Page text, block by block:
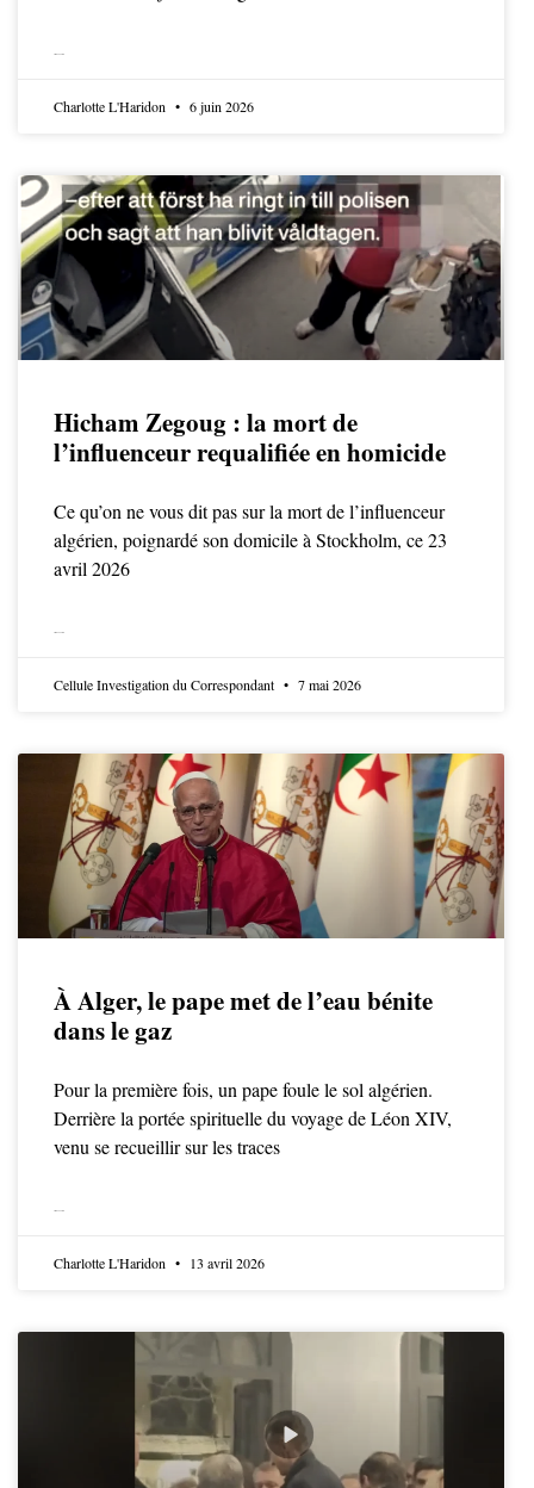
Charlotte L'Haridon 6 juin 2026
Hicham Zegoug : la mort de
l’influenceur requalifiée en homicide
Ce qu’on ne vous dit pas sur la mort de l’influenceur
algérien, poignardé son domicile à Stockholm, ce 23
avril 2026
Cellule Investigation du Correspondant 7 mai 2026
À Alger, le pape met de l’eau bénite
dans le gaz
Pour la première fois, un pape foule le sol algérien.
Derrière la portée spirituelle du voyage de Léon XIV,
venu se recueillir sur les traces
Charlotte L'Haridon 13 avril 2026